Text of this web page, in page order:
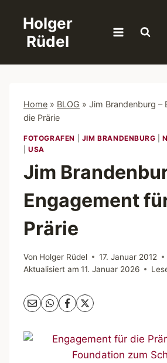
springen
Holger
Rüdel
Home » BLOG » Jim Brandenburg –
die Prärie
FOTOGRAFEN JIM BRANDENBURG |
|USA
Jim
Engagement
Prärie
Von Holger Rüdel
17. Januar 2012
Aktualisiert am 11. Januar 2026